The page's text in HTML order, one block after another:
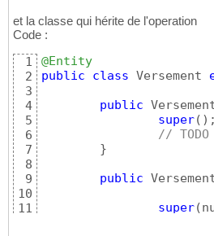
14
15
17
18
19
20
21
22
23
24
25
26
27
import
import
Operation
@GeneratedValue
private
String
et la classe qui hérite de l'operation
Code :
1
2
3
4
5
6
7
8
9
10
11
@Entity
public
class Versement
public
super( ) ;
//
}
public
super(